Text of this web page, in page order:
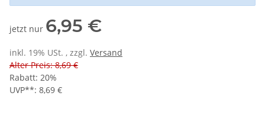
jetzt nur 6,95 €
inkl. 19% USt. , zzgl. Versand
Alter Preis: 8,69 €
Rabatt: 20%
UVP**: 8,69 €